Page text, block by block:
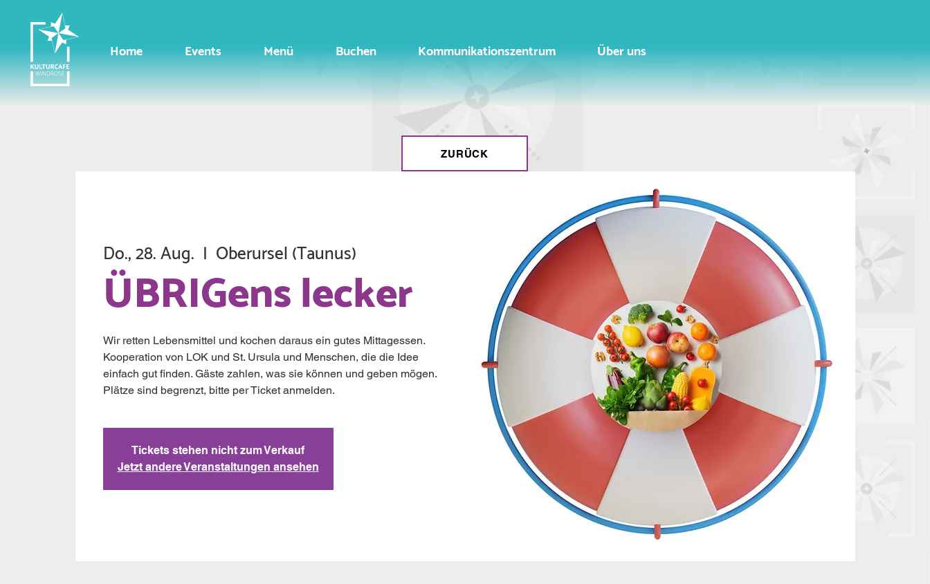
Home Events Menü Buchen Kommunikationszentrum Über uns
ZURÜCK
Do., 28. Aug.
  |
Oberursel (Taunus)
ÜBRIGens lecker
Wir retten Lebensmittel und kochen daraus ein gutes Mittagessen.
Kooperation von LOK und St. Ursula und Menschen, die die Idee
einfach gut finden. Gäste zahlen, was sie können und geben mögen.
Plätze sind begrenzt, bitte per Ticket anmelden.
Tickets stehen nicht zum Verkauf
Jetzt andere Veranstaltungen ansehen